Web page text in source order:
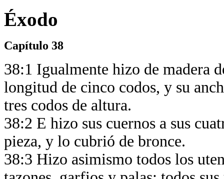
Éxodo
Capítulo 38
38:1 Igualmente hizo de madera
longitud de cinco codos, y su
tres codos de altura.
38:2 E hizo sus cuernos a sus
pieza, y lo cubrió de bronce.
38:3 Hizo asimismo todos los